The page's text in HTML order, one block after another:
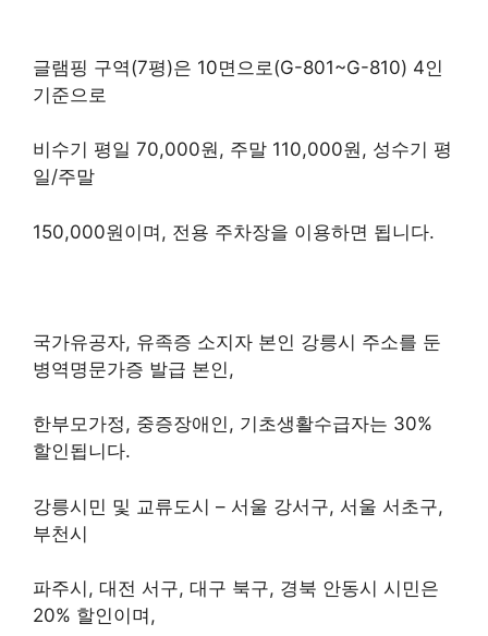
글램핑 구역(7평)은 10면으로(G-801~G-810) 4인
기준으로
비수기 평일 70,000원, 주말 110,000원, 성수기 평
일/주말
150,000원이며, 전용 주차장을 이용하면 됩니다.
국가유공자, 유족증 소지자 본인 강릉시 주소를 둔
병역명문가증 발급 본인,
한부모가정, 중증장애인, 기초생활수급자는 30%
할인됩니다.
강릉시민 및 교류도시 – 서울 강서구, 서울 서초구,
부천시
파주시, 대전 서구, 대구 북구, 경북 안동시 시민은
20% 할인이며,